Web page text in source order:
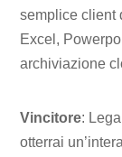
semplice client
Excel,
archiviazione
Vincitore:
otterrai